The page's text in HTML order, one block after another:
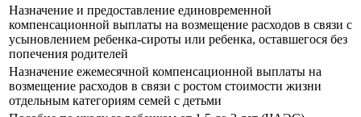
Назначение и предоставление единовременной
компенсационной выплаты на возмещение расходов в связи с
усыновлением ребенка-сироты или ребенка, оставшегося без
попечения родителей
Назначение ежемесячной компенсационной выплаты на
возмещение расходов в связи с ростом стоимости жизни
отдельным категориям семей с детьми